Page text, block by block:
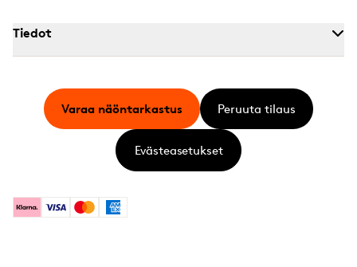
Tiedot
KlarnaVisa MastercardAmerican Express
Varaa näöntarkastus Peruuta tilaus
Evästeasetukset